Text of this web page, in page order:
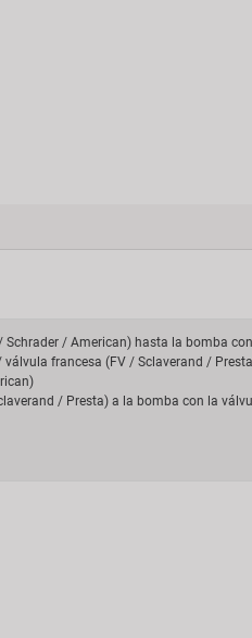
/ American) hasta la bomba
válvula francesa (FV / Sclaverand /
/ Presta) a la bomba con la